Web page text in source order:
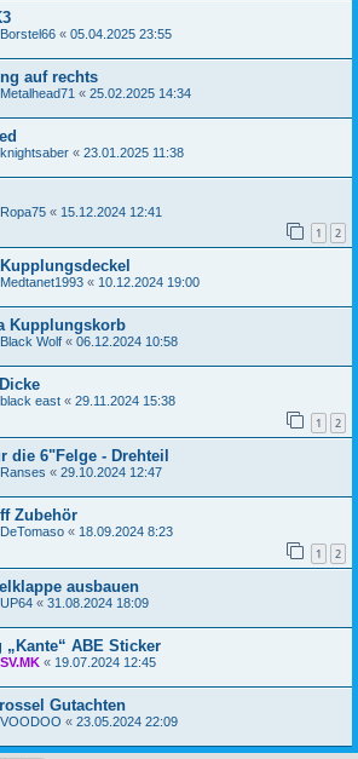
Borstel66 « 05.04.2025 23:55
auf rechts
Metalhead71 « 25.02.2025 14:34
knightsaber « 23.01.2025 11:38
Ropa75 « 15.12.2024 12:41
1 2
Medtanet1993 « 10.12.2024 19:00
Kupplungskorb
Black Wolf « 06.12.2024 10:58
black east « 29.11.2024 15:38
1 2
die 6"Felge - Drehteil
Ranses « 29.10.2024 12:47
Zubehör
DeTomaso « 18.09.2024 8:23
1 2
ausbauen
UP64 « 31.08.2024 18:09
ABE Sticker
SV.MK « 19.07.2024 12:45
Gutachten
VOODOO « 23.05.2024 22:09